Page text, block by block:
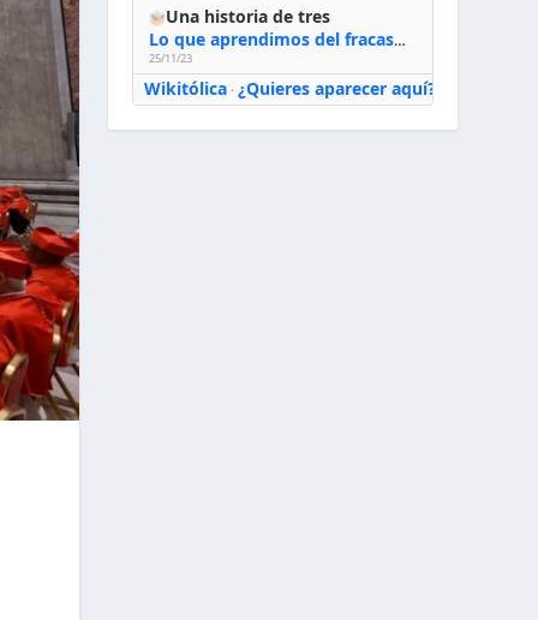
Una historia de tres
Lo que aprendimos del fracaso al emprender
25/11/23
Wikitólica· ¿Quieres aparecer aquí?